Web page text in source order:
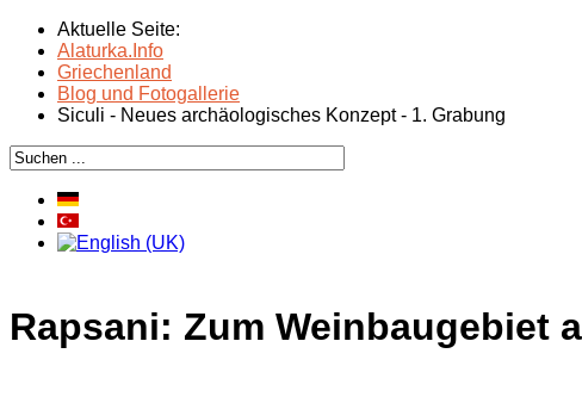
Aktuelle Seite:
Alaturka.Info
Griechenland
Blog und Fotogallerie
Siculi - Neues archäologisches Konzept - 1. Grabung
Rapsani: Zum Weinbaugebiet